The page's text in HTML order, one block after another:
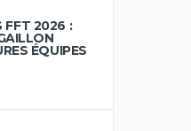
FFT 2026 :
ÉQUIPES